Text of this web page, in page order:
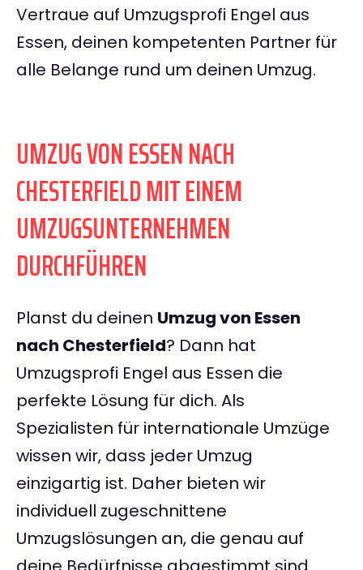
Vertraue auf Umzugsprofi Engel aus
Essen, deinen kompetenten Partner für
alle Belange rund um deinen Umzug.
UMZUG VON ESSEN NACH
CHESTERFIELD MIT EINEM
UMZUGSUNTERNEHMEN
DURCHFÜHREN
Planst du deinen Umzug von Essen
nach Chesterfield? Dann hat
Umzugsprofi Engel aus Essen die
perfekte Lösung für dich. Als
Spezialisten für internationale Umzüge
wissen wir, dass jeder Umzug
einzigartig ist. Daher bieten wir
individuell zugeschnittene
Umzugslösungen an, die genau auf